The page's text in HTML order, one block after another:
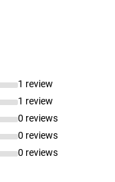
1 review
1 review
0 reviews
0 reviews
0 reviews